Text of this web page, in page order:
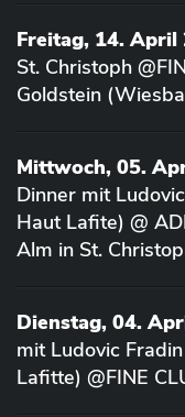
Freitag, 14. April
St. Christoph
Goldstein
Mittwoch, 05.
Dinner mit
Haut Lafite) @
Alm in St.
Dienstag, 04.
mit Ludovic
Lafitte) @FINE